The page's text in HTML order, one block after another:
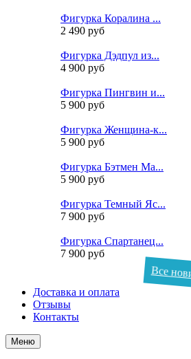
Фигурка Коралина ...
2 490 руб
Фигурка Дэдпул из...
4 900 руб
Фигурка Пингвин и...
5 900 руб
Фигурка Женщина-к...
5 900 руб
Фигурка Бэтмен Ма...
5 900 руб
Фигурка Темный Яс...
7 900 руб
Фигурка Спартанец...
7 900 руб
Все
Доставка и оплата
Отзывы
Контакты
Меню